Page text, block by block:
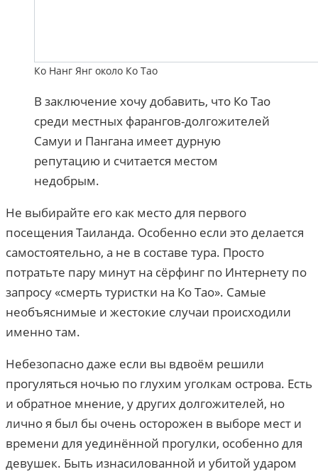
Ко Нанг Янг около Ко Тао
В заключение хочу добавить, что Ко Тао
среди местных фарангов-долгожителей
Самуи и Пангана имеет дурную
репутацию и считается местом
недобрым.
Не выбирайте его как место для первого
посещения Таиланда. Особенно если это делается
самостоятельно, а не в составе тура. Просто
потратьте пару минут на сёрфинг по Интернету по
запросу «смерть туристки на Ко Тао». Самые
необъяснимые и жестокие случаи происходили
именно там.
Небезопасно даже если вы вдвоём решили
прогуляться ночью по глухим уголкам острова. Есть
и обратное мнение, у других долгожителей, но
лично я был бы очень осторожен в выборе мест и
времени для уединённой прогулки, особенно для
девушек. Быть изнасилованной и убитой ударом